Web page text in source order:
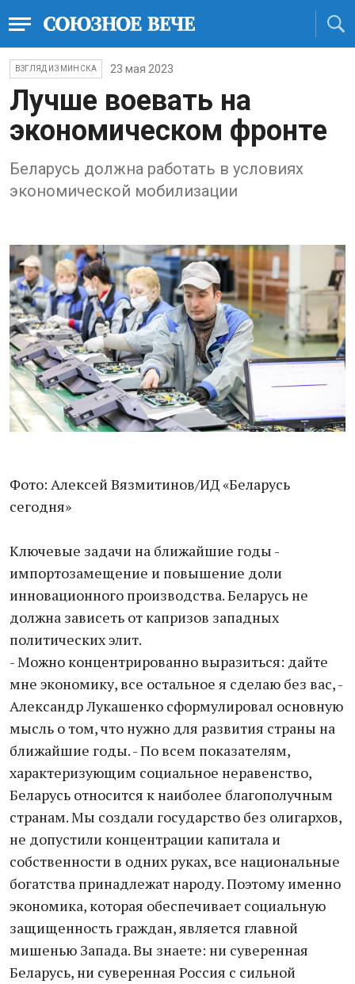
ВЗГЛЯД ИЗ МИНСКА 23 мая 2023
Лучше воевать на
экономическом фронте
Беларусь должна работать в условиях
экономической мобилизации
Фото: Алексей Вязмитинов/ИД «Беларусь
сегодня»
Ключевые задачи на ближайшие годы -
импортозамещение и повышение доли
инновационного производства. Беларусь не
должна зависеть от капризов западных
политических элит.
- Можно концентрированно выразиться: дайте
мне экономику, все остальное я сделаю без вас, -
Александр Лукашенко сформулировал основную
мысль о том, что нужно для развития страны на
ближайшие годы. - По всем показателям,
характеризующим социальное неравенство,
Беларусь относится к наиболее благополучным
странам. Мы создали государство без олигархов,
не допустили концентрации капитала и
собственности в одних руках, все национальные
богатства принадлежат народу. Поэтому именно
экономика, которая обеспечивает социальную
защищенность граждан, является главной
мишенью Запада. Вы знаете: ни суверенная
Беларусь, ни суверенная Россия с сильной